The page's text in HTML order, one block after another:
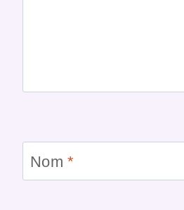
Nom*